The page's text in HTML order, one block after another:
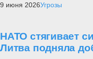
9 июня 2026Угрозы
НАТО стягивает
Литва подняла